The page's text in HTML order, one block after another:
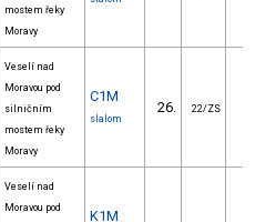
mostem řeky
Moravy
Veselí nad
Moravou pod
silničním
mostem řeky
Moravy
C1M
slalom
26. 22/ZS
Veselí nad
Moravou pod
K1M